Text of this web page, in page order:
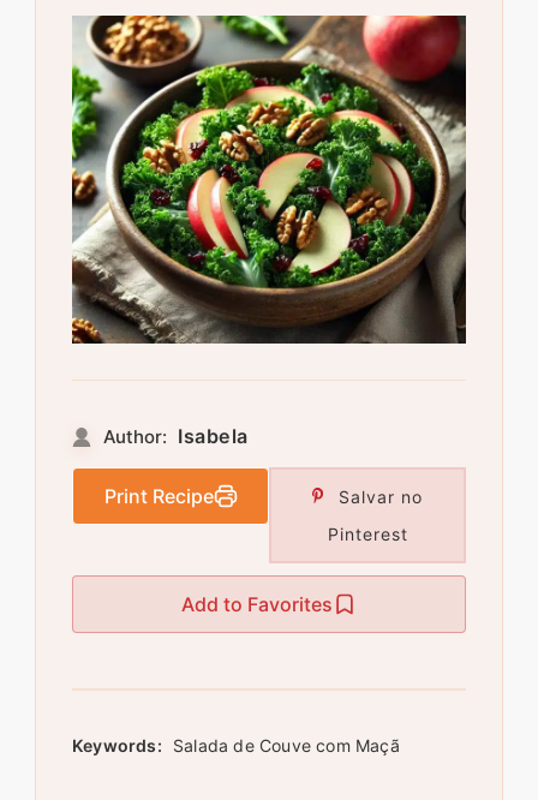
Author: Isabela
Print Recipe
Salvar no
Pinterest
Add to Favorites
Keywords: Salada de Couve com Maçã